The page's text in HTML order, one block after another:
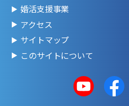
婚活支援事業
アクセス
サイトマップ
このサイトについて